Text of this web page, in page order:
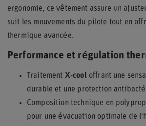
ergonomie, ce vêtement assure un
suit les mouvements du pilote tout en
thermique avancée.
Performance et régulation
Traitement X-cool offrant une
durable et une protection
Composition technique en
pour une évacuation optimale de